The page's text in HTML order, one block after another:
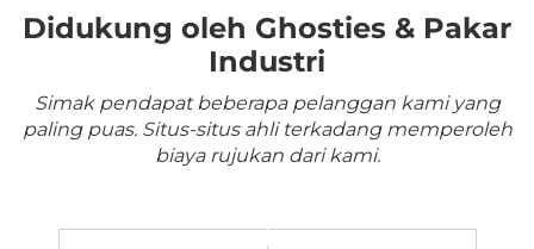
Didukung oleh Ghosties & Pakar
Industri
Simak pendapat beberapa pelanggan kami yang
paling puas. Situs-situs ahli terkadang memperoleh
biaya rujukan dari kami.